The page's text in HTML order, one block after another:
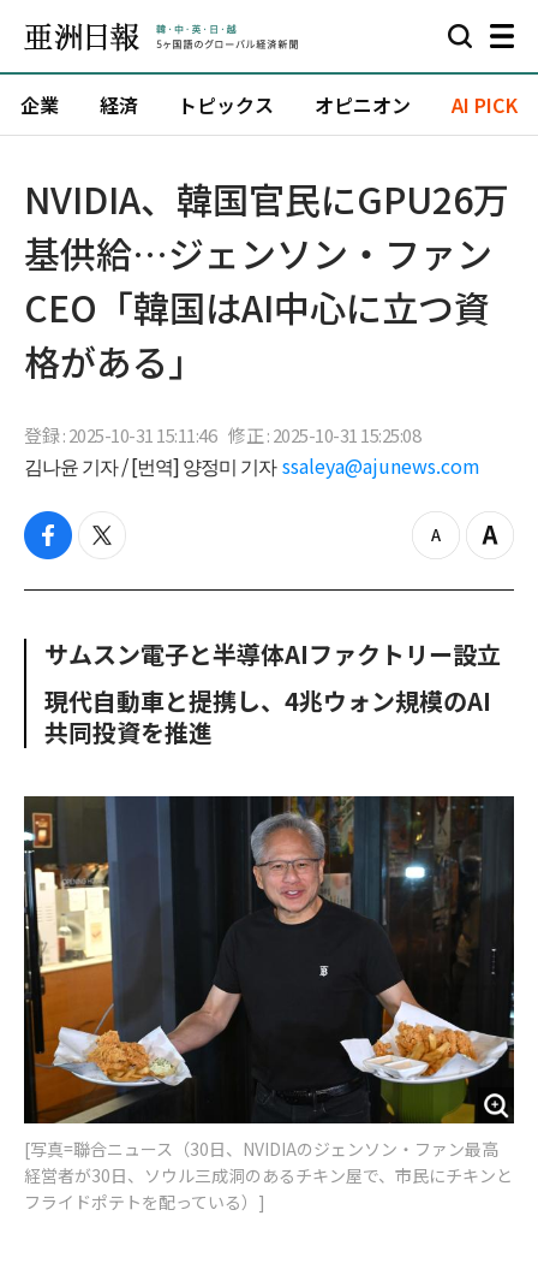
企業 経済 トピックス オピニオン AI PICK
NVIDIA、韓国官民にGPU26万
基供給…ジェンソン・ファン
CEO「韓国はAI中心に立つ資
格がある」
登録 : 2025-10-31 15:11:46 修正 : 2025-10-31 15:25:08
김나윤 기자 / [번역] 양정미 기자 ssaleya@ajunews.com
f
c
o
k
t
i
e
z
o
u
Z
o
n
サムスン電子と半導体AIファクトリー設立
現代自動車と提携し、4兆ウォン規模のAI
共同投資を推進
[写真=聯合ニュース（30日、NVIDIAのジェンソン・ファン最高
経営者が30日、ソウル三成洞のあるチキン屋で、市民にチキンと
フライドポテトを配っている）]